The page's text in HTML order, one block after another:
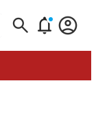
  